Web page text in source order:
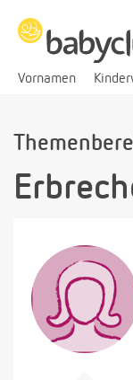
Vornamen